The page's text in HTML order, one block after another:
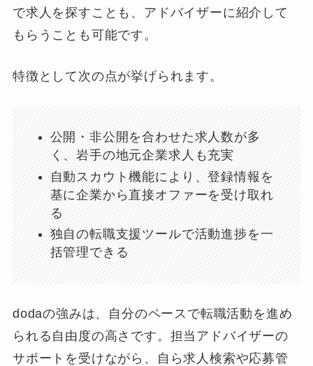
で求人を探すことも、アドバイザーに紹介して
もらうことも可能です。
特徴として次の点が挙げられます。
公開・非公開を合わせた求人数が多
く、岩手の地元企業求人も充実
自動スカウト機能により、登録情報を
基に企業から直接オファーを受け取れ
る
独自の転職支援ツールで活動進捗を一
括管理できる
dodaの強みは、自分のペースで転職活動を進め
られる自由度の高さです。担当アドバイザーの
サポートを受けながら、自ら求人検索や応募管